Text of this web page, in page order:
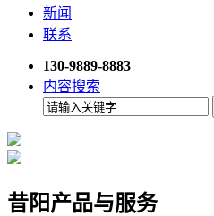
新闻
联系
130-9889-8883
内容搜索
昔阳产品与服务